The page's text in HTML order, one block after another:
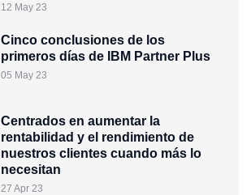
12 May 23
Cinco conclusiones de los
primeros días de IBM Partner Plus
05 May 23
Centrados en aumentar la
rentabilidad y el rendimiento de
nuestros clientes cuando más lo
necesitan
27 Apr 23